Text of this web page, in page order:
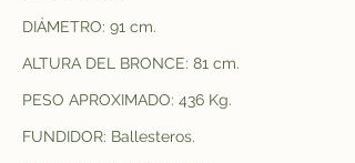
DIÁMETRO: 91 cm.
ALTURA DEL BRONCE: 81 cm.
PESO APROXIMADO: 436 Kg.
FUNDIDOR: Ballesteros.